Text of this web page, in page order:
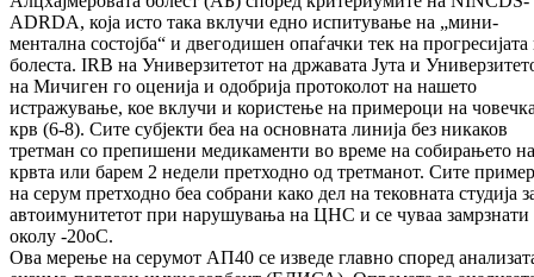
ADRDA, која исто така вклучи едно испиту­ва­ње на „мини-
ментална состојба“ и двегодишен опаѓачки тек на прогресијата
болеста. IRB на Универзитетот на државата Јута и
на Мичиген го оценија и одобрија протоко­лот на нашето
истражување, кое вклучи и ко­рис­тење на примероци на
крв (6-8). Сите субјекти беа на основната линија без ни­ка­ков
третман со препишени медикаменти во време на собирањето на
крвта или барем 2 не­дели претходно од третманот. Сите
на серум претходно беа собрани како дел на те­ков­ната студија
автоимунитетот при нару­шу­ва­ња на ЦНС и се чуваа замрзнати
околу -20oC.
Ова мерење на серумот АП40 се изведе главно според